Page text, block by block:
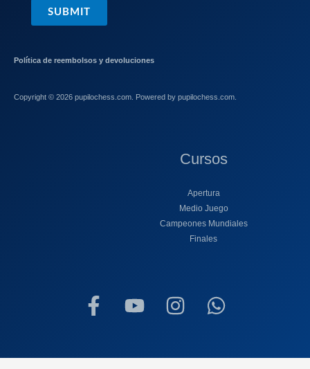
SUBMIT
Política de reembolsos y devoluciones
Copyright © 2026 pupilochess.com. Powered by pupilochess.com.
Cursos
Apertura
Medio Juego
Campeones Mundiales
Finales